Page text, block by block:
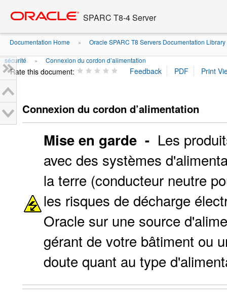
content
SPARC T8-4 Server
Documentation Home » Oracle SPARC T8 Servers Documentation Library
sécurité » Connexion du cordon d’alimentation
Rate this document:
Connexion du cordon d’alimentation
Mise en garde - Les
avec des systèmes
la terre (conducteur neutre
les risques de décharge
Oracle sur une source
gérant de votre bâtiment ou
doute quant au type